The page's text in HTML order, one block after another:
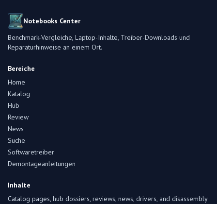
Notebooks Center
Benchmark-Vergleiche, Laptop-Inhalte, Treiber-Downloads und
Reparaturhinweise an einem Ort.
Bereiche
Home
Katalog
Hub
Review
News
Suche
Softwaretreiber
Demontageanleitungen
Inhalte
Catalog pages, hub dossiers, reviews, news, drivers, and disassembly